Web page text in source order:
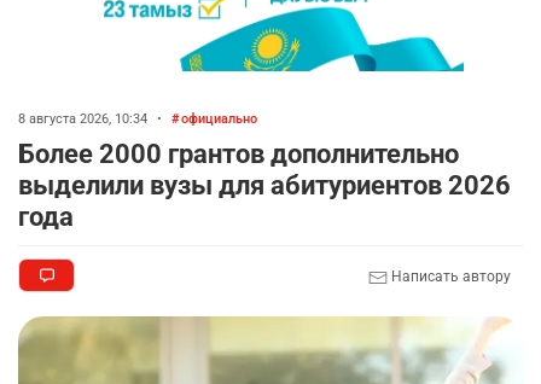
8 августа 2026, 10:34 • официально
Более 2000 грантов дополнительно
выделили вузы для абитуриентов 2026
года
Написать автору